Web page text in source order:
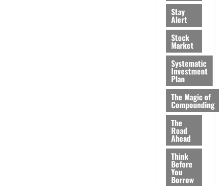
Stay
Alert
Stock
Market
Systematic
Investment
Plan
The Magic of
Compounding
The
Road
Ahead
Think
Before
You
Borrow